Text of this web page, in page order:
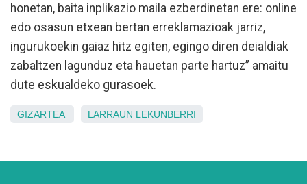
honetan, baita inplikazio maila ezberdinetan ere: online
edo osasun etxean bertan erreklamazioak jarriz,
ingurukoekin gaiaz hitz egiten, egingo diren deialdiak
zabaltzen lagunduz eta hauetan parte hartuz” amaitu
dute eskualdeko gurasoek.
GIZARTEA LARRAUN LEKUNBERRI